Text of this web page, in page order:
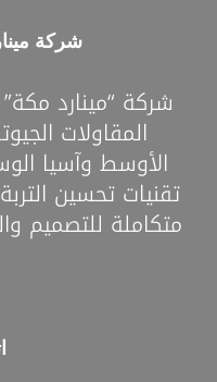
شركة
شركة “مينارد
المقاولات
الأوسط وآسيا
تقنيات تحسين
متكاملة للتصميم